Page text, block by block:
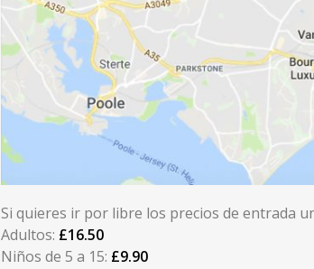
Si quieres ir por libre los precios de entrada
Adultos: £16.50
Niños de 5 a 15: £9.90